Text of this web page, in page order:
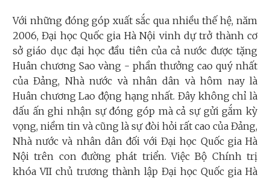
Với những đóng góp xuất sắc qua nhiều thế hệ, năm
2006, Đại học Quốc gia Hà Nội vinh dự trở thành cơ
sở giáo dục đại học đầu tiên của cả nước được tặng
Huân chương Sao vàng - phần thưởng cao quý nhất
của Đảng, Nhà nước và nhân dân và hôm nay là
Huân chương Lao động hạng nhất. Đây không chỉ là
dấu ấn ghi nhận sự đóng góp mà cả sự gửi gắm kỳ
vọng, niềm tin và cũng là sự đòi hỏi rất cao của Đảng,
Nhà nước và nhân dân đối với Đại học Quốc gia Hà
Nội trên con đường phát triển. Việc Bộ Chính trị
khóa VII chủ trương thành lập Đại học Quốc gia Hà